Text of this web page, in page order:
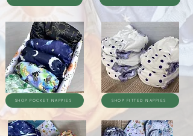
SHOP POCKET NAPPIES SHOP FITTED NAPPIES